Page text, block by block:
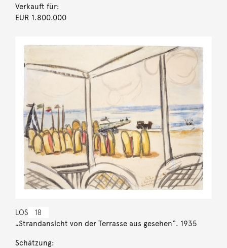
Verkauft für:
EUR 1.800.000
LOS 18
„Strandansicht von der Terrasse aus gesehen“. 1935
Schätzung: